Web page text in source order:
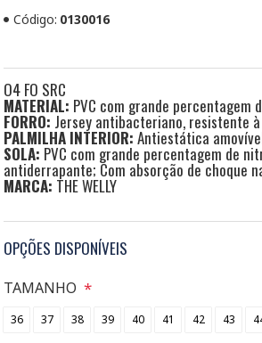
Código: 0130016
O4 FO SRC
MATERIAL: PVC com grande percentagem
FORRO: Jersey antibacteriano, resistente
PALMILHA INTERIOR: Antiestática
SOLA: PVC com grande percentagem de
antiderrapante; Com absorção de choque
MARCA: THE WELLY
OPÇÕES DISPONÍVEIS
TAMANHO
36 37 38 39 40 41 42 43